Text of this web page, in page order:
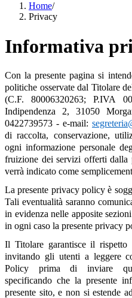
Home/
Privacy
Informativa
Con la presente pagina si
politiche osservate dal Titolare
(C.F.
80006320263; P.IVA
Indipendenza 2, 31050
0422739573 - e-mail:
di raccolta, conservazione,
ogni informazione personale
fruizione dei servizi offerti
verrà indicato come
La presente privacy policy è
Tali eventualità saranno
in evidenza nelle apposite
in ogni caso la presente privacy
Il Titolare garantisce il rispetto
invitando gli utenti a leggere
Policy prima di inviare
specificando che la presente
presente sito, e non si estende